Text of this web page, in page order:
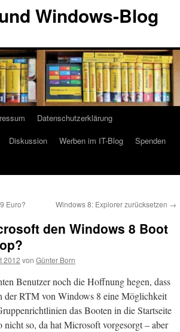
Windows-Blog
Datenschutzerklärung
Diskussion Werben im IT-Blog
Spenden
Euro? Windows 8: Explorer zurücksetzen →
den Windows 8 Boot
2012 von Günter Born
Benutzer noch die Hoffnung hegen, dass
der RTM von Windows 8 eine Möglichkeit
das Booten in die Startseite
nicht so, da hat Microsoft vorgesorgt – aber